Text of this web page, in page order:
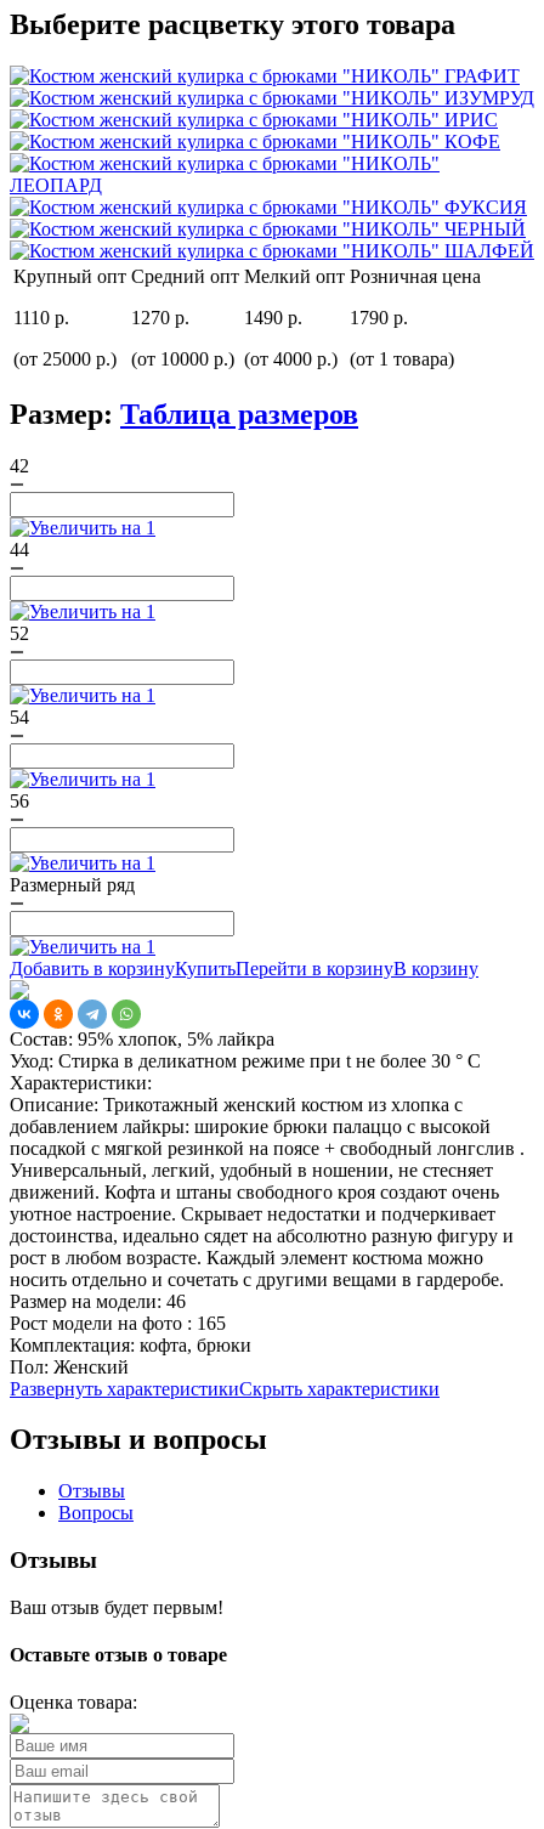
Выберите расцветку этого товара
Крупный опт
1110 р.
(от 25000 р.)
Средний опт
1270 р.
(от 10000 р.)
Мелкий опт
1490 р.
(от 4000 р.)
Розничная цена
1790 р.
(от 1 товара)
Размер: Таблица размеров
42
44
52
54
56
Размерный ряд
Добавить в корзинуКупитьПерейти в корзинуВ корзину
Состав: 95% хлопок, 5% лайкра
Уход: Стирка в деликатном режиме при t не более 30 ° С
Характеристики:
Описание: Трикотажный женский костюм из хлопка с
добавлением лайкры: широкие брюки палаццо с высокой
посадкой с мягкой резинкой на поясе + свободный лонгслив .
Универсальный, легкий, удобный в ношении, не стесняет
движений. Кофта и штаны свободного кроя создают очень
уютное настроение. Скрывает недостатки и подчеркивает
достоинства, идеально сядет на абсолютно разную фигуру и
рост в любом возрасте. Каждый элемент костюма можно
носить отдельно и сочетать с другими вещами в гардеробе.
Размер на модели: 46
Рост модели на фото : 165
Комплектация: кофта, брюки
Пол: Женский
Развернуть характеристикиСкрыть характеристики
Отзывы и вопросы
Отзывы
Вопросы
Отзывы
Ваш отзыв будет первым!
Оставьте отзыв о товаре
Оценка товара: